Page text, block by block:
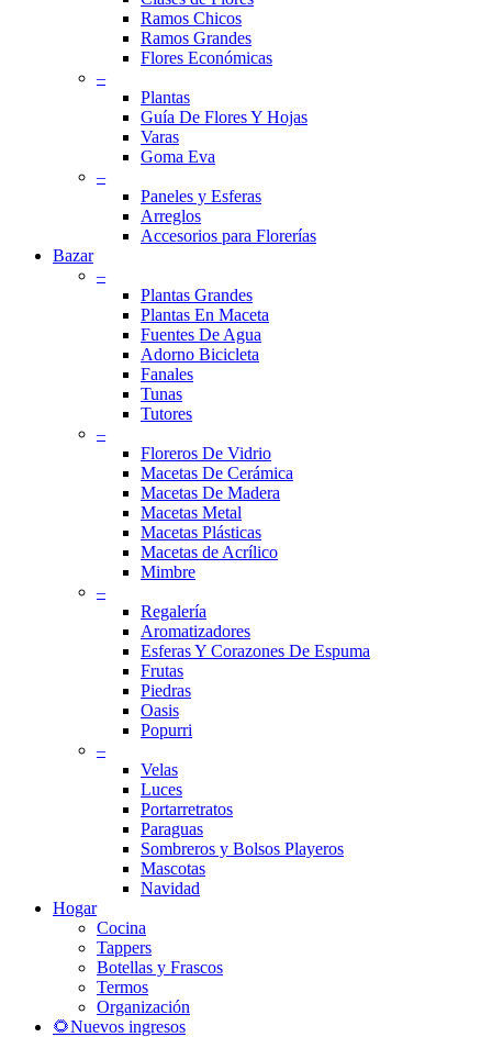
Ramos Chicos
Ramos Grandes
Flores Económicas
–
Plantas
Guía De Flores Y Hojas
Varas
Goma Eva
–
Paneles y Esferas
Arreglos
Accesorios para Florerías
Bazar
–
Plantas Grandes
Plantas En Maceta
Fuentes De Agua
Adorno Bicicleta
Fanales
Tunas
Tutores
–
Floreros De Vidrio
Macetas De Cerámica
Macetas De Madera
Macetas Metal
Macetas Plásticas
Macetas de Acrílico
Mimbre
–
Regalería
Aromatizadores
Esferas Y Corazones De Espuma
Frutas
Piedras
Oasis
Popurri
–
Velas
Luces
Portarretratos
Paraguas
Sombreros y Bolsos Playeros
Mascotas
Navidad
Hogar
Cocina
Tappers
Botellas y Frascos
Termos
Organización
🌻Nuevos ingresos